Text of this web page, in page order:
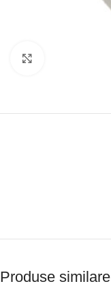
Produse similare